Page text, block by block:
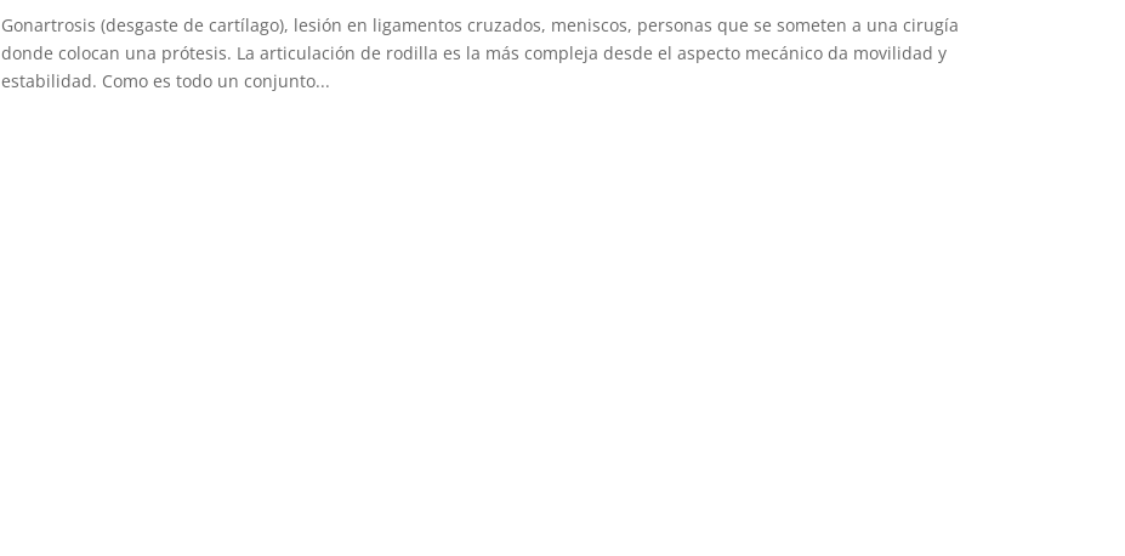
Gonartrosis (desgaste de cartílago), lesión en ligamentos cruzados, meniscos, personas que se someten a una cirugía
donde colocan una prótesis. La articulación de rodilla es la más compleja desde el aspecto mecánico da movilidad y
estabilidad. Como es todo un conjunto...